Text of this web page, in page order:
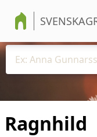
Ragnhild